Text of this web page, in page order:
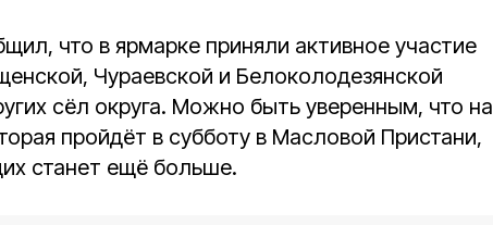
что в ярмарке приняли активное участие
Чураевской и Белоколодезянской
сёл округа. Можно быть уверенным, что на
пройдёт в субботу в Масловой Пристани,
станет ещё больше.